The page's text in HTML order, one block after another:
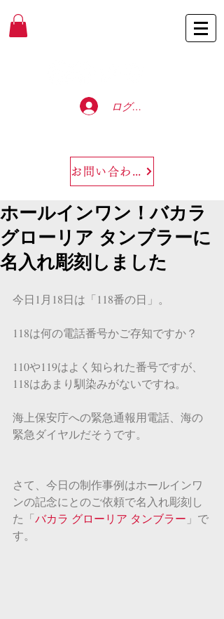
ログイン
お問い合わせ
ホールインワン！バカラ
グローリア タンブラーに
名入れ彫刻しました
今日1月18日は「118番の日」。
118は何の電話番号かご存知ですか？
110や119はよく知られた番号ですが、
118はあまり馴染みがないですね。
海上保安庁への緊急通報用電話、海の
緊急ダイヤルだそうです。
さて、今日の制作事例はホールインワ
ンの記念にとのご依頼で名入れ彫刻し
た「バカラ グローリア タンブラー 」で
す。